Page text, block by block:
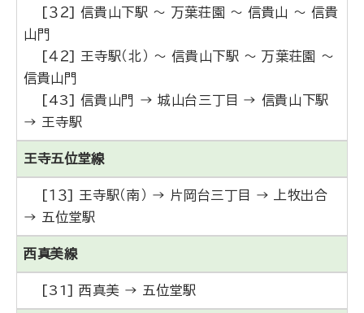
[３２] 信貴山下駅 ～ 万葉荘園 ～ 信貴山 ～ 信貴
山門
[４２] 王寺駅（北） ～ 信貴山下駅 ～ 万葉荘園 ～
信貴山門
[43] 信貴山門 → 城山台三丁目 → 信貴山下駅
→ 王寺駅
王寺五位堂線
[１３] 王寺駅（南） → 片岡台三丁目 → 上牧出合
→ 五位堂駅
西真美線
[31] 西真美 → 五位堂駅